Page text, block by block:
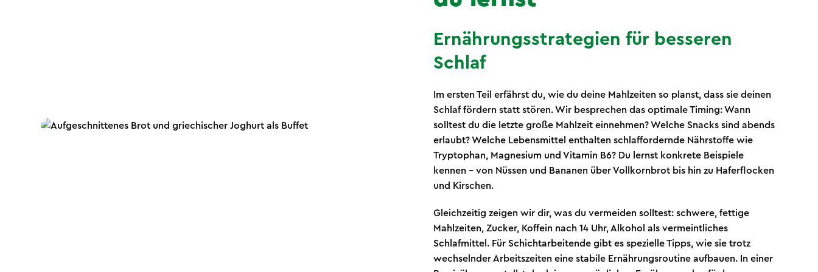
Ernährungsstrategien für besseren
Schlaf
Im ersten Teil erfährst du, wie du deine Mahlzeiten so planst, dass sie deinen
Schlaf fördern statt stören. Wir besprechen das optimale Timing: Wann
solltest du die letzte große Mahlzeit einnehmen? Welche Snacks sind abends
erlaubt? Welche Lebensmittel enthalten schlaffordernde Nährstoffe wie
Tryptophan, Magnesium und Vitamin B6? Du lernst konkrete Beispiele
kennen – von Nüssen und Bananen über Vollkornbrot bis hin zu Haferflocken
und Kirschen.
Gleichzeitig zeigen wir dir, was du vermeiden solltest: schwere, fettige
Mahlzeiten, Zucker, Koffein nach 14 Uhr, Alkohol als vermeintliches
Schlafmittel. Für Schichtarbeitende gibt es spezielle Tipps, wie sie trotz
wechselnder Arbeitszeiten eine stabile Ernährungsroutine aufbauen. In einer